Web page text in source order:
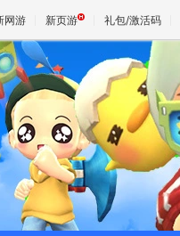
网游 新页游 礼包/激活码